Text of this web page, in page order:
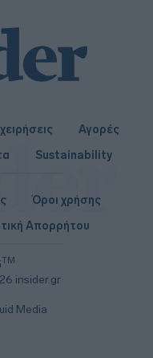
Αγορές
Sustainability
TM
insider.gr
Όροι χρήσης
Απορρήτου
Media